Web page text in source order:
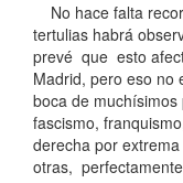
No hace falta
tertulias habrá
prevé que esto
Madrid, pero eso no
boca de
fascismo,
derecha por
otras,